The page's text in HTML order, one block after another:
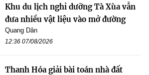
Khu du lịch nghỉ dưỡng Tà Xùa vẫn
đưa nhiều vật liệu vào mở đường
Quang Dân
12:36 07/08/2026
Thanh Hóa giải bài toán nhà đất